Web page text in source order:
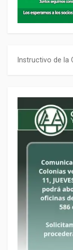
Instructivo de la